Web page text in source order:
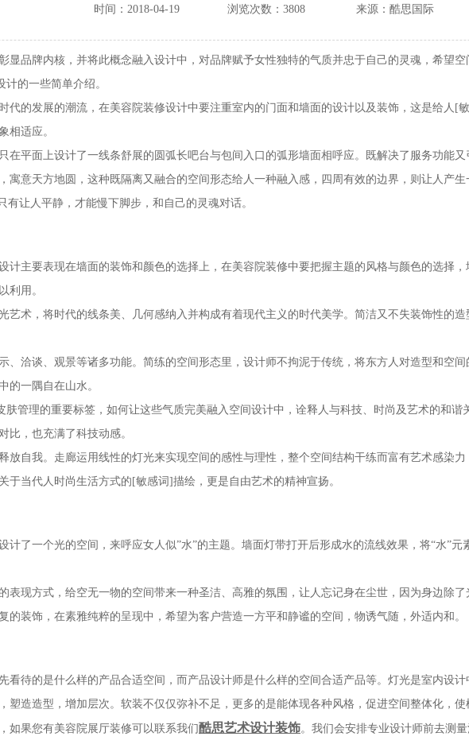
时间：2018-04-19 浏览次数：3808 来源：酷思国际
品牌内核，并将此概念融入设计中，对品牌赋予女性独特的气质并忠于自己的灵魂，希望空
的一些简单介绍。
的发展的潮流，在美容院装修设计中要注重室内的门面和墙面的设计以及装饰，这是给人[
相适应。
平面上设计了一线条舒展的圆弧长吧台与包间入口的弧形墙面相呼应。既解决了服务功能又
寓意天方地圆，这种既隔离又融合的空间形态给人一种融入感，四周有效的边界，则让人产
有让人平静，才能慢下脚步，和自己的灵魂对话。
主要表现在墙面的装饰和颜色的选择上，在美容院装修中要把握主题的风格与颜色的选择
利用。
术，将时代的线条美、几何感纳入并构成有着现代主义的时代美学。简洁又不失装饰性的造
谈、观景等诸多功能。简练的空间形态里，设计师不拘泥于传统，将东方人对造型和空间
的一隅自在山水。
理的重要标签，如何让这些气质完美融入空间设计中，诠释人与科技、时尚及艺术的和谐
比，也充满了科技动感。
自我。走廊运用线性的灯光来实现空间的感性与理性，整个空间结构干练而富有艺术感染力
于当代人时尚生活方式的[敏感词]描绘，更是自由艺术的精神宣扬。
了一个光的空间，来呼应女人似”水”的主题。墙面灯带打开后形成水的流线效果，将“水”元
现方式，给空无一物的空间带来一种圣洁、高雅的氛围，让人忘记身在尘世，因为身边除了
的装饰，在素雅纯粹的呈现中，希望为客户营造一方平和静谧的空间，物诱气随，外适内和。
待的是什么样的产品合适空间，而产品设计师是什么样的空间合适产品等。灯光是室内设计
塑造造型，增加层次。软装不仅仅弥补不足，更多的是能体现各种风格，促进空间整体化，使
果您有美容院展厅装修可以联系我们酷思艺术设计装饰。我们会安排专业设计师前去测